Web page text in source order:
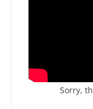
Sorry,